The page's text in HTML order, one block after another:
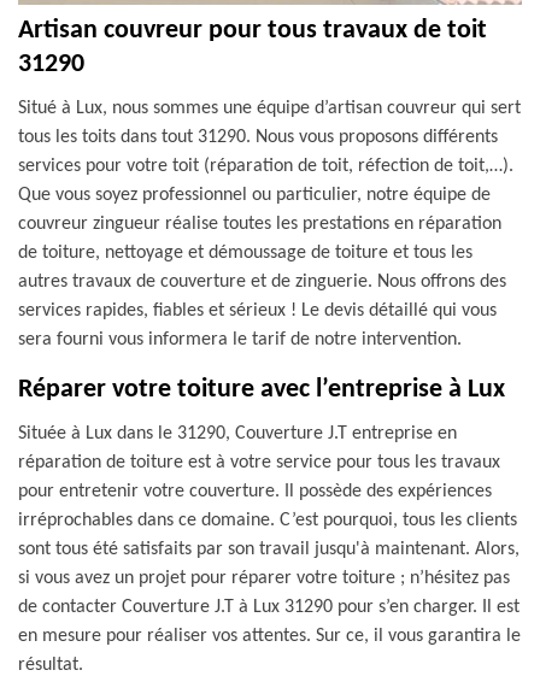
Artisan couvreur pour tous travaux de toit
31290
Situé à Lux, nous sommes une équipe d’artisan couvreur qui sert
tous les toits dans tout 31290. Nous vous proposons différents
services pour votre toit (réparation de toit, réfection de toit,…).
Que vous soyez professionnel ou particulier, notre équipe de
couvreur zingueur réalise toutes les prestations en réparation
de toiture, nettoyage et démoussage de toiture et tous les
autres travaux de couverture et de zinguerie. Nous offrons des
services rapides, fiables et sérieux ! Le devis détaillé qui vous
sera fourni vous informera le tarif de notre intervention.
Réparer votre toiture avec l’entreprise à Lux
Située à Lux dans le 31290, Couverture J.T entreprise en
réparation de toiture est à votre service pour tous les travaux
pour entretenir votre couverture. Il possède des expériences
irréprochables dans ce domaine. C’est pourquoi, tous les clients
sont tous été satisfaits par son travail jusqu'à maintenant. Alors,
si vous avez un projet pour réparer votre toiture ; n’hésitez pas
de contacter Couverture J.T à Lux 31290 pour s’en charger. Il est
en mesure pour réaliser vos attentes. Sur ce, il vous garantira le
résultat.